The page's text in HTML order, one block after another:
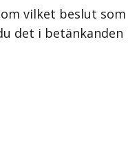
vilket beslut
det i betänkanden